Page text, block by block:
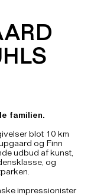
familien.
blot 10 km
og Finn
udbud af kunst,
og
impressionister